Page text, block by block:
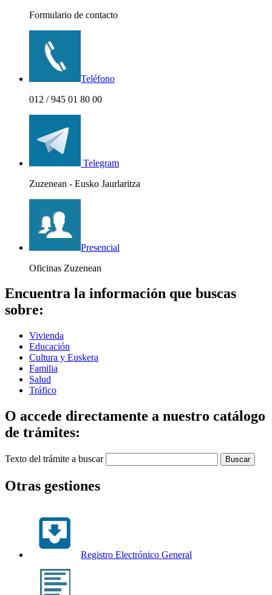
Formulario de contacto
Teléfono
012 / 945 01 80 00
Telegram
Zuzenean - Eusko Jaurlaritza
Presencial
Oficinas Zuzenean
Encuentra la información que buscas
sobre:
Vivienda
Educación
Cultura y Euskera
Familia
Salud
Tráfico
O accede directamente a nuestro catálogo
de trámites:
Texto del trámite a buscar
Otras gestiones
Registro Electrónico General